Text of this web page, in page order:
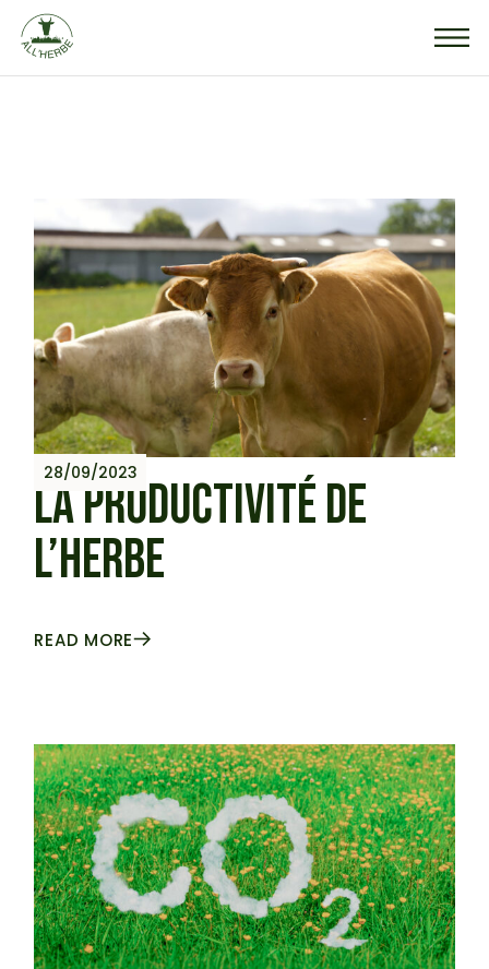
the
content
28/09/2023
LA PRODUCTIVITÉ DE
L’HERBE
READ MORE